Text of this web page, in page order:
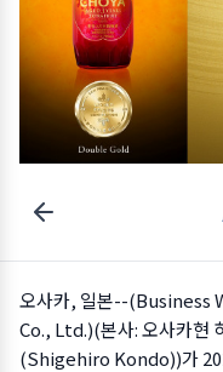
오사카, 일본--(Business
Co., Ltd.)(본사: 오사카현
(Shigehiro Kondo))가